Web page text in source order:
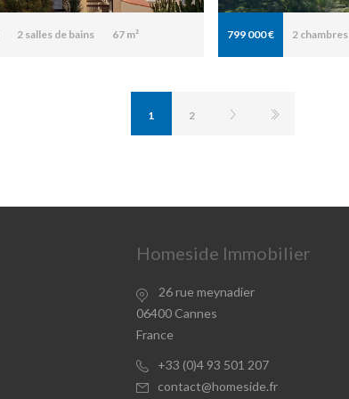
2 salles de bains 67 m² 799 000 € 2 chambres
1 2
Homeside Immobilier
26 rue meynadier
06400 Cannes
France
+33 (0)4 93 501 207
contact@homeside.fr